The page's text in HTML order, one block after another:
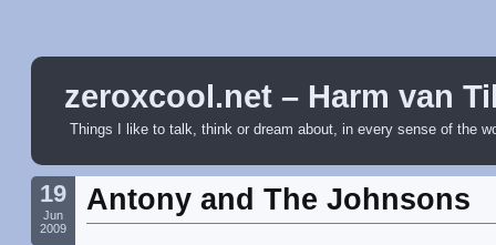
zeroxcool.net – Harm van
Things I like to talk, think or dream about, in every sense of the
19
Jun
2009
Antony and The Johnsons